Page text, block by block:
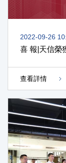
2022-09-26
喜 報|天信榮
查看詳情